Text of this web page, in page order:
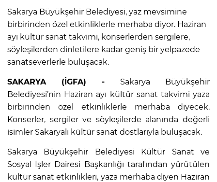
Sakarya Büyükşehir Belediyesi, yaz mevsimine
birbirinden özel etkinliklerle merhaba diyor. Haziran
ayı kültür sanat takvimi, konserlerden sergilere,
söyleşilerden dinletilere kadar geniş bir yelpazede
sanatseverlerle buluşacak.
SAKARYA (İGFA) - Sakarya Büyükşehir
Belediyesi’nin Haziran ayı kültür sanat takvimi yaza
birbirinden özel etkinliklerle merhaba diyecek.
Konserler, sergiler ve söyleşilerde alanında değerli
isimler Sakaryalı kültür sanat dostlarıyla buluşacak.
Sakarya Büyükşehir Belediyesi Kültür Sanat ve
Sosyal İşler Dairesi Başkanlığı tarafından yürütülen
kültür sanat etkinlikleri, yaza merhaba diyen Haziran